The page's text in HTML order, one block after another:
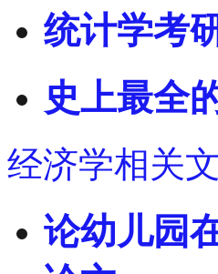
统计学考
史上最全
经济学相关
论幼儿园